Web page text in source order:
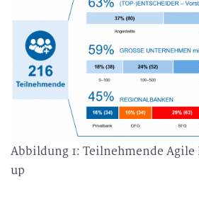
Abbildung 1: Teilnehmende Agile
up